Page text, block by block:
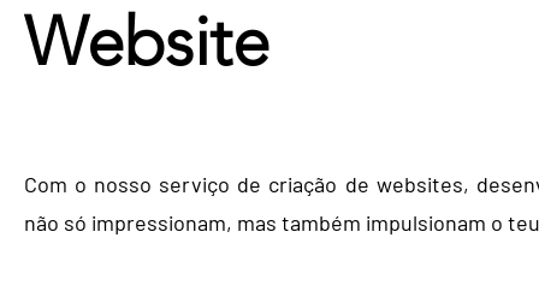
Website
Com o nosso serviço de criação de websites,
não só impressionam, mas também impulsionam o